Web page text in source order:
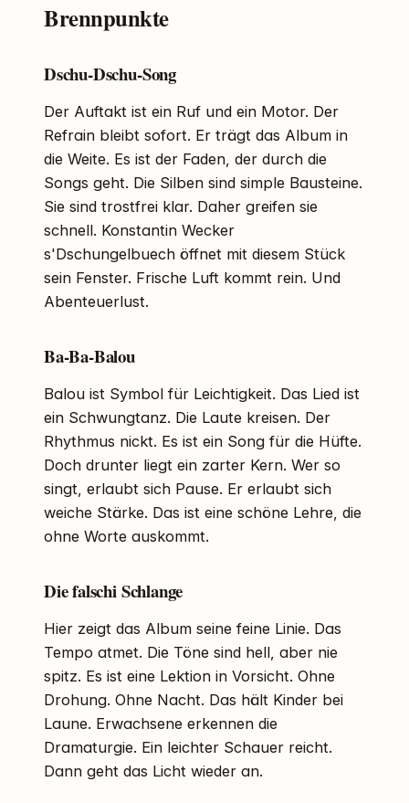
Brennpunkte
Dschu-Dschu-Song
Der Auftakt ist ein Ruf und ein Motor. Der
Refrain bleibt sofort. Er trägt das Album in
die Weite. Es ist der Faden, der durch die
Songs geht. Die Silben sind simple Bausteine.
Sie sind trostfrei klar. Daher greifen sie
schnell. Konstantin Wecker
s'Dschungelbuech öffnet mit diesem Stück
sein Fenster. Frische Luft kommt rein. Und
Abenteuerlust.
Ba-Ba-Balou
Balou ist Symbol für Leichtigkeit. Das Lied ist
ein Schwungtanz. Die Laute kreisen. Der
Rhythmus nickt. Es ist ein Song für die Hüfte.
Doch drunter liegt ein zarter Kern. Wer so
singt, erlaubt sich Pause. Er erlaubt sich
weiche Stärke. Das ist eine schöne Lehre, die
ohne Worte auskommt.
Die falschi Schlange
Hier zeigt das Album seine feine Linie. Das
Tempo atmet. Die Töne sind hell, aber nie
spitz. Es ist eine Lektion in Vorsicht. Ohne
Drohung. Ohne Nacht. Das hält Kinder bei
Laune. Erwachsene erkennen die
Dramaturgie. Ein leichter Schauer reicht.
Dann geht das Licht wieder an.